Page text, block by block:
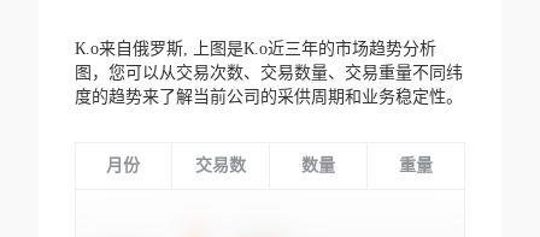
К.о来自俄罗斯,
上图是К.о近三年的市场趋势分析
图，您可以从交易次数、交易数量、交易重量不同纬
度的趋势来了解当前公司的采供周期和业务稳定性。
月份 交易数 数量 重量